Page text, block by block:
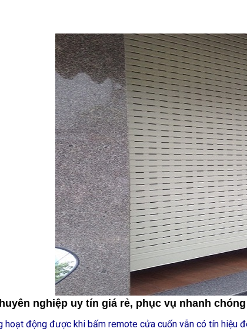
nghiệp uy tín giá rẻ, phục vụ nhanh
hoạt động được khi bấm remote cửa cuốn vẫn có tín hiệu